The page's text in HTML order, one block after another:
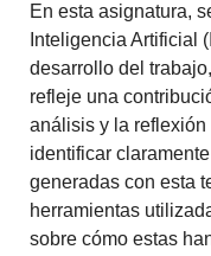
En esta asignatura,
Inteligencia Artificial
desarrollo del
refleje una
análisis y la
identificar
generadas con esta
herramientas
sobre cómo estas